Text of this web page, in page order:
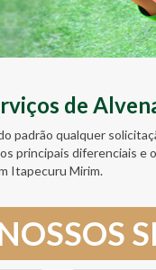
de
padrão qualquer
principais diferenciais
Itapecuru Mirim.